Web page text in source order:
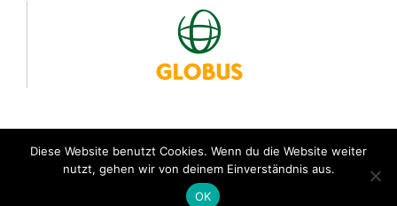
© 24 Stunden von Rheinland-Pfalz
Diese Website benutzt Cookies. Wenn du die Website weiter
nutzt, gehen wir von deinem Einverständnis aus.
OK